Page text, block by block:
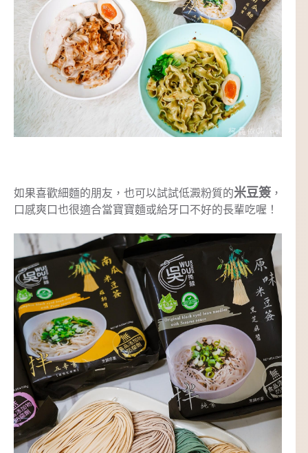
如果喜歡細麵的朋友，也可以試試低澱粉質的米豆簽 ，
口感爽口也很適合當寶寶麵或給牙口不好的長輩吃喔！